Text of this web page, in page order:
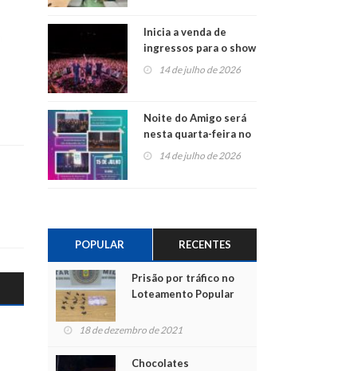
Inicia a venda de
ingressos para o show
do Jota Quest nos 45
anos da Sicredi Ouro
14 de julho de 2026
Noite do Amigo será
nesta quarta-feira no
Centro de Cultura de
14 de julho de 2026
POPULAR RECENTES
Prisão por tráfico no
Loteamento Popular
18 de dezembro de 2021
Chocolates